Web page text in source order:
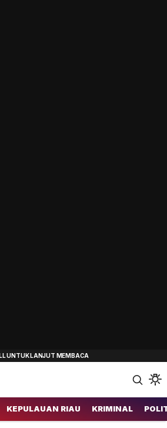
KEPULAUAN RIAU KRIMINAL